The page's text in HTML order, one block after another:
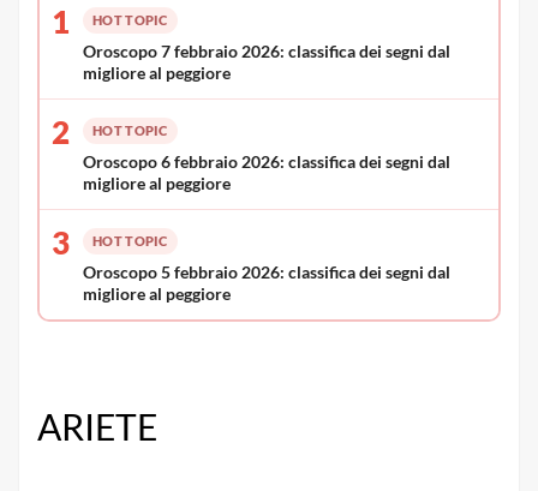
1 HOT TOPIC
Oroscopo 7 febbraio 2026: classifica dei segni dal
migliore al peggiore
2 HOT TOPIC
Oroscopo 6 febbraio 2026: classifica dei segni dal
migliore al peggiore
3 HOT TOPIC
Oroscopo 5 febbraio 2026: classifica dei segni dal
migliore al peggiore
ARIETE